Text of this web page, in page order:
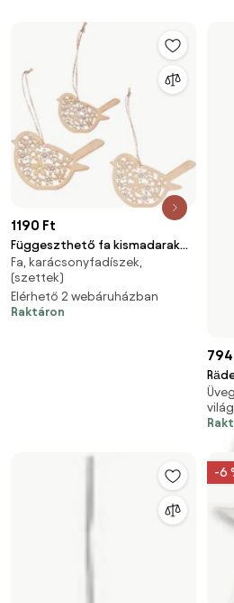
1190 Ft
Függeszthető fa kismadarak
virágmintával, natúr fa színben,
3 darabos csomag
Fa, karácsonyfadíszek,
(szettek)
Elérhető 2 webáruházban
Raktáron
-6